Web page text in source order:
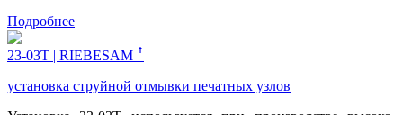
Подробнее
23-03Т | RIEBESAM ꜛ
установка струйной отмывки печатных узлов